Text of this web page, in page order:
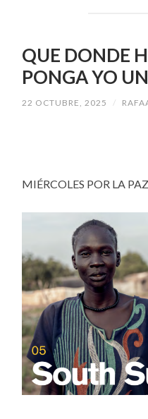
QUE DONDE
PONGA YO
22 OCTUBRE, 2025 /
MIÉRCOLES POR LA PAZ